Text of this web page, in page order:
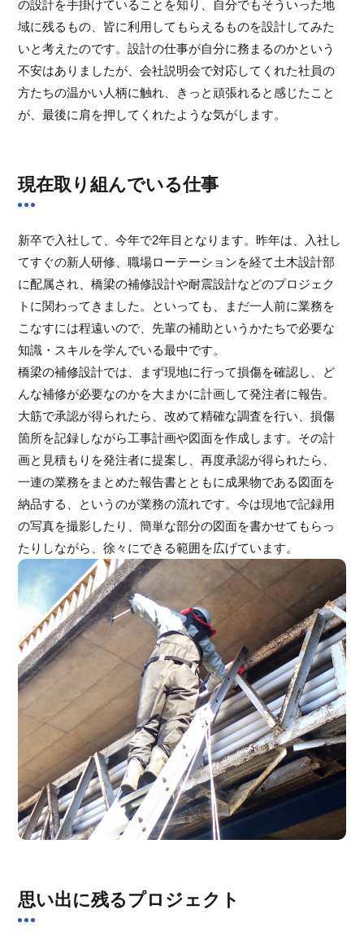
の設計を手掛けていることを知り、自分でもそういった地
域に残るもの、皆に利用してもらえるものを設計してみた
いと考えたのです。設計の仕事が自分に務まるのかという
不安はありましたが、会社説明会で対応してくれた社員の
方たちの温かい人柄に触れ、きっと頑張れると感じたこと
が、最後に肩を押してくれたような気がします。
現在取り組んでいる仕事
新卒で入社して、今年で2年目となります。昨年は、入社し
てすぐの新人研修、職場ローテーションを経て土木設計部
に配属され、橋梁の補修設計や耐震設計などのプロジェク
トに関わってきました。といっても、まだ一人前に業務を
こなすには程遠いので、先輩の補助というかたちで必要な
知識・スキルを学んでいる最中です。
橋梁の補修設計では、まず現地に行って損傷を確認し、ど
んな補修が必要なのかを大まかに計画して発注者に報告。
大筋で承認が得られたら、改めて精確な調査を行い、損傷
箇所を記録しながら工事計画や図面を作成します。その計
画と見積もりを発注者に提案し、再度承認が得られたら、
一連の業務をまとめた報告書とともに成果物である図面を
納品する、というのが業務の流れです。今は現地で記録用
の写真を撮影したり、簡単な部分の図面を書かせてもらっ
たりしながら、徐々にできる範囲を広げています。
思い出に残るプロジェクト